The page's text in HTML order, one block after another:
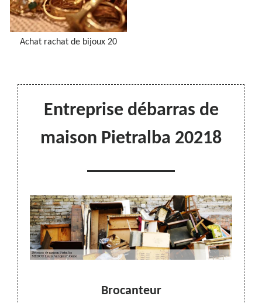
Achat rachat de bijoux 20
Entreprise débarras de
maison Pietralba 20218
Brocanteur